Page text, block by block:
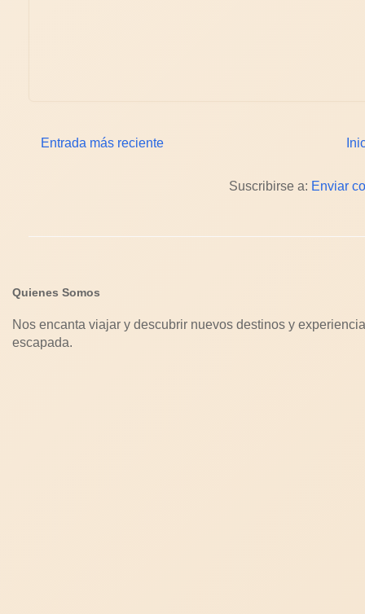
Entrada más reciente
Suscribirse a: Enviar
Quienes Somos
Nos encanta viajar y descubrir nuevos destinos y
escapada.